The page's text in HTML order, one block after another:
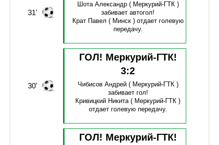
31'
Шота Александр( Меркурий-ГТК )
забивает автогол!
Крат Павел ( Минск ) отдает голевую
передачу.
30'
ГОЛ! Меркурий-ГТК!
3:2
Чибисов Андрей( Меркурий-ГТК )
забивает гол!
Кривицкий Никита( Меркурий-ГТК )
отдает голевую передачу.
ГОЛ! Меркурий-ГТК!